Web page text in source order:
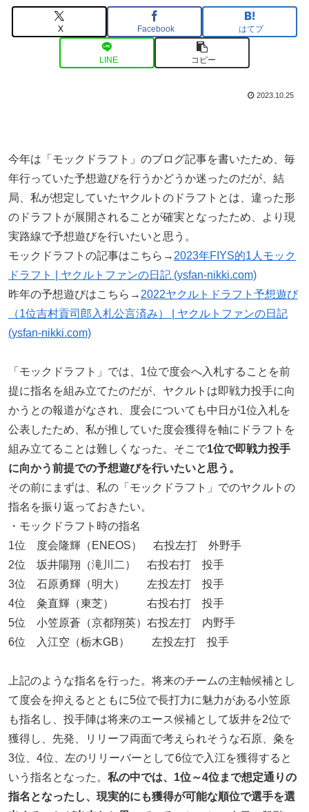
X Facebook はてブ
LINE コピー
2023.10.25
今年は「モックドラフト」のブログ記事を書いたため、毎
年行っていた予想遊びを行うかどうか迷ったのだが、結
局、私が想定していたヤクルトのドラフトとは、違った形
のドラフトが展開されることが確実となったため、より現
実路線で予想遊びを行いたいと思う。
モックドラフトの記事はこちら→ 2023年FIYS的1人モック
ドラフト | ヤクルトファンの日記 (ysfan-nikki.com)
昨年の予想遊びはこちら→ 2022ヤクルトドラフト予想遊び
（1位吉村貢司郎入札公言済み） | ヤクルトファンの日記
(ysfan-nikki.com)
「モックドラフト」では、1位で度会へ入札することを前
提に指名を組み立てたのだが、ヤクルトは即戦力投手に向
かうとの報道がなされ、度会についても中日が1位入札を
公表したため、私が推していた度会獲得を軸にドラフトを
組み立てることは難しくなった。そこで1位で即戦力投手
に向かう前提での予想遊びを行いたいと思う。
その前にまずは、私の「モックドラフト」でのヤクルトの
指名を振り返っておきたい。
・モックドラフト時の指名
1位 度会隆輝（ENEOS） 右投左打 外野手
2位 坂井陽翔（滝川二） 右投右打 投手
3位 石原勇輝（明大） 左投左打 投手
4位 粂直輝（東芝） 右投右打 投手
5位 小笠原蒼（京都翔英）右投左打 内野手
6位 入江空（栃木GB） 左投左打 投手
上記のような指名を行った。将来のチームの主軸候補とし
て度会を抑えるとともに5位で長打力に魅力がある小笠原
も指名し、投手陣は将来のエース候補として坂井を2位で
獲得し、先発、リリーフ両面で考えられそうな石原、粂を
3位、4位、左のリリーバーとして6位で入江を獲得すると
いう指名となった。 私の中では、1位～4位まで想定通りの
指名となったし、現実的にも獲得が可能な順位で選手を選